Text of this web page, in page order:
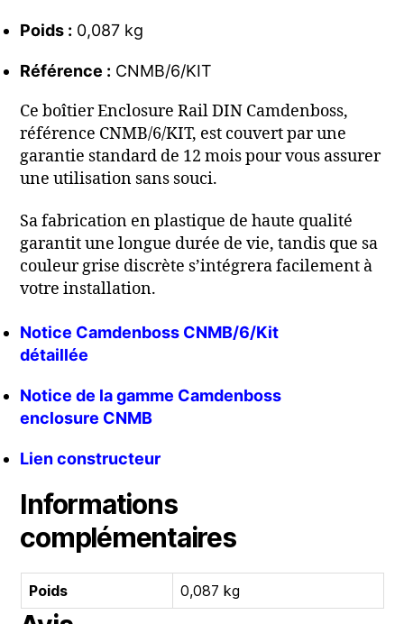
Poids : 0,087 kg
Référence : CNMB/6/KIT
Ce boîtier Enclosure Rail DIN Camdenboss,
référence CNMB/6/KIT, est couvert par une
garantie standard de 12 mois pour vous assurer
une utilisation sans souci.
Sa fabrication en plastique de haute qualité
garantit une longue durée de vie, tandis que sa
couleur grise discrète s’intégrera facilement à
votre installation.
Notice Camdenboss CNMB/6/Kit
détaillée
Notice de la gamme Camdenboss
enclosure CNMB
Lien constructeur
Informations
complémentaires
Poids 0,087 kg